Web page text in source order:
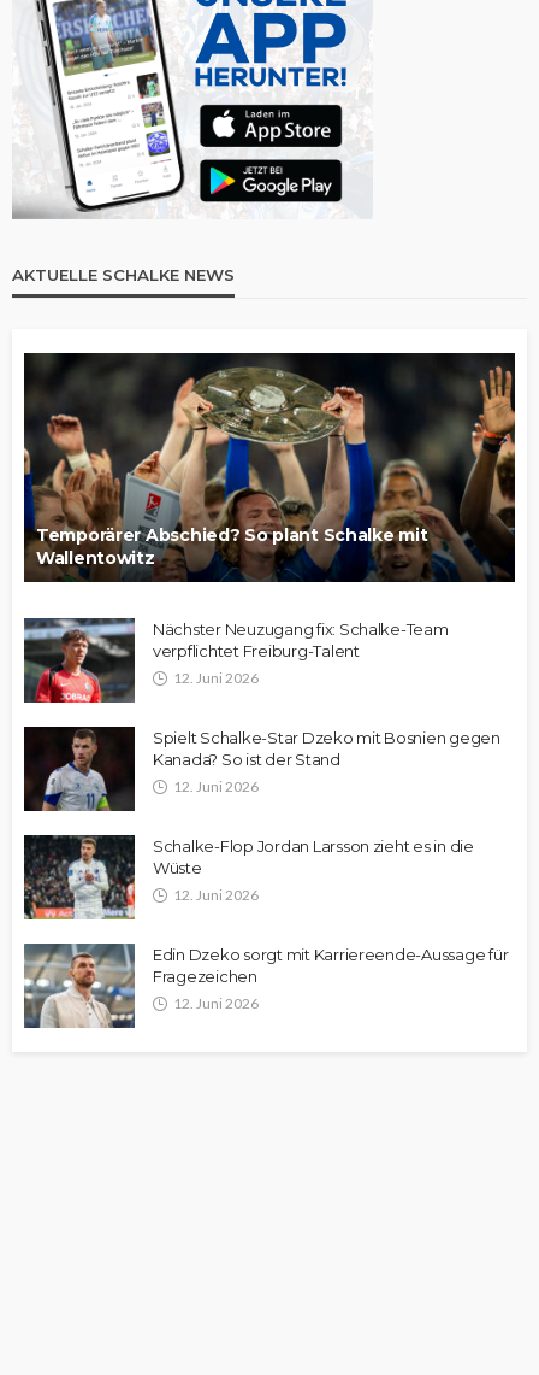
AKTUELLE SCHALKE NEWS
Temporärer Abschied? So plant Schalke mit
Wallentowitz
Nächster Neuzugang fix: Schalke-Team
verpflichtet Freiburg-Talent
12. Juni 2026
Spielt Schalke-Star Dzeko mit Bosnien gegen
Kanada? So ist der Stand
12. Juni 2026
Schalke-Flop Jordan Larsson zieht es in die
Wüste
12. Juni 2026
Edin Dzeko sorgt mit Karriereende-Aussage für
Fragezeichen
12. Juni 2026